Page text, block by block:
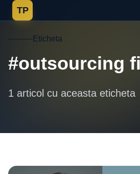
TP
Eticheta
#outsourcing
1 articol cu aceasta eticheta